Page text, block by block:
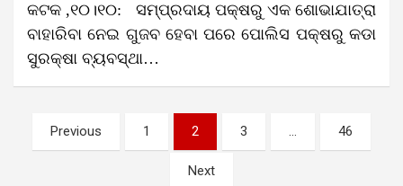
କଟକ ,୧୦।୧୦: ସମ୍ପ୍ରଦାୟ ପକ୍ଷରୁ ଏକ ଶୋଭାଯାତ୍ରା
ବାହାରିବା ନେଇ ଗୁଜବ ହେବା ପରେ ପୋଲିସ ପକ୍ଷରୁ କଡା
ସୁରକ୍ଷା ବ୍ୟବସ୍ଥା…
Posts
pagination
Previous 1 2 3 … 46
Next